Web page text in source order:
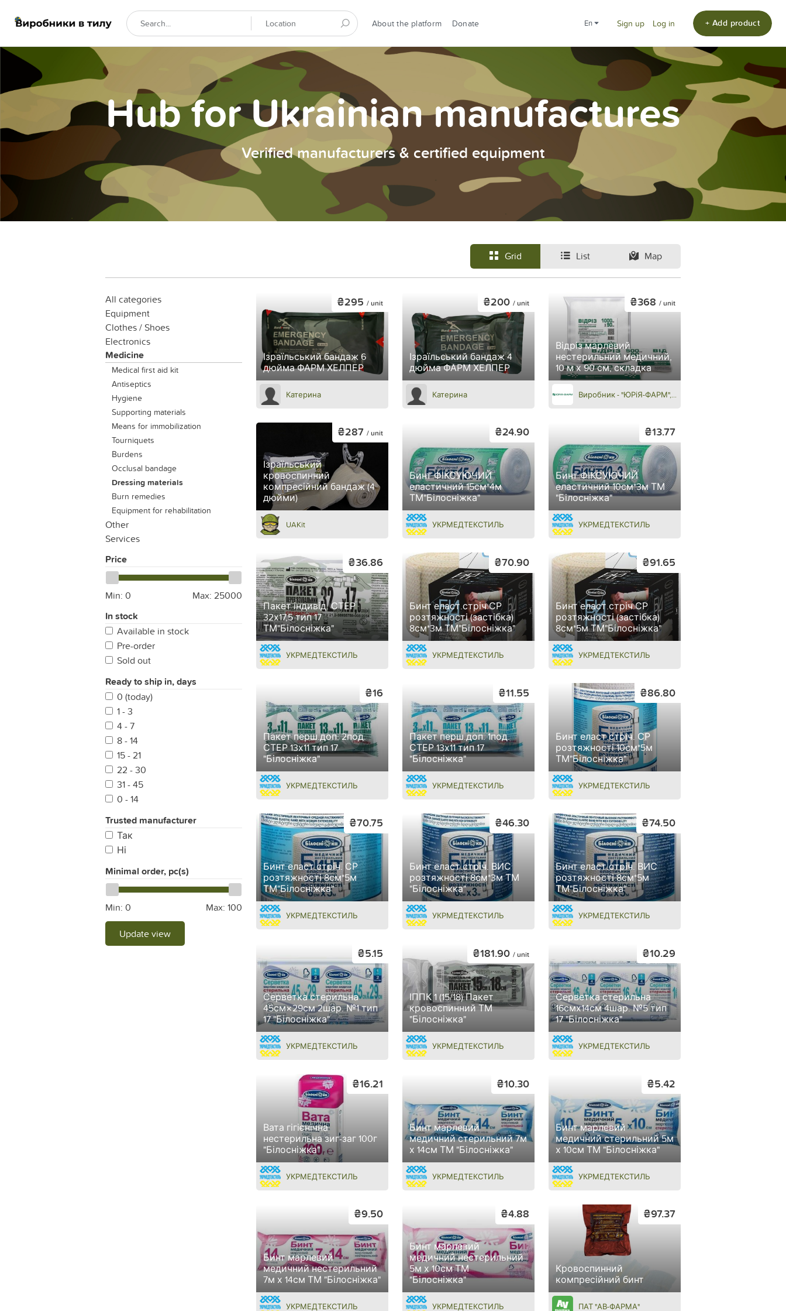
About the platform Donate en Sign up Log in + Add product
Hub for Ukrainian manufactures
Verified manufacturers & certified equipment
Grid List Map
All categories
Equipment
Clothes / Shoes
Electronics
Medicine
Medical first aid kit
Antiseptics
Hygiene
Supporting materials
Means for immobilization
Tourniquets
Вurdens
Occlusal bandage
Dressing materials
Burn remedies
Equipment for rehabilitation
Other
Services
Price
Min: 0 Max: 25000
In stock
Available in stock
Pre-order
Sold out
Ready to ship in, days
0 (today)
1 - 3
4 - 7
8 - 14
15 - 21
22 - 30
31 - 45
0 - 14
Trusted manufacturer
Так
Ні
Minimal order, pc(s)
Min: 0 Max: 100
Update view
Ізраїльський бандаж 6
дюйма ФАРМ ХЕЛПЕР
₴295 / unit
Катерина
Ізраїльський бандаж 4
дюйма ФАРМ ХЕЛПЕР
₴200 / unit
Катерина
Відріз марлевий
нестерильний медичний,
10 м х 90 см, складка
₴368 / unit
Виробник - "ЮРіЯ-ФАРМ", дистриб’ютор - аптеки "САЛЮС"
Ізраїльський
кровоспинний
компресійний бандаж (4
дюйми)
₴287 / unit
UAKit
Бинт ФІКСУЮЧИЙ
еластичний 15см*4м
ТМ"Білосніжка"
₴24.90
УКРМЕДТЕКСТИЛЬ
Бинт ФІКСУЮЧИЙ
еластичний 10см*3м ТМ
"Білосніжка"
₴13.77
УКРМЕДТЕКСТИЛЬ
Пакет індивід. СТЕР
32х17,5 тип 17
ТМ"Білосніжка"
₴36.86
УКРМЕДТЕКСТИЛЬ
Бинт еласт.стріч.СР
розтяжності (застібка)
8см*3м ТМ"Білосніжка"
₴70.90
УКРМЕДТЕКСТИЛЬ
Бинт еласт.стріч.СР
розтяжності (застібка)
8см*5м ТМ"Білосніжка"
₴91.65
УКРМЕДТЕКСТИЛЬ
Пакет перш.доп. 2под.
СТЕР 13х11 тип 17
"Білосніжка"
₴16
УКРМЕДТЕКСТИЛЬ
Пакет перш.доп. 1под.
СТЕР 13х11 тип 17
"Білосніжка"
₴11.55
УКРМЕДТЕКСТИЛЬ
Бинт еласт.стріч. СР
розтяжності 10см*5м
ТМ"Білосніжка"
₴86.80
УКРМЕДТЕКСТИЛЬ
Бинт еласт.стріч. СР
розтяжності 8см*5м
ТМ"Білосніжка"
₴70.75
УКРМЕДТЕКСТИЛЬ
Бинт еласт.стріч. ВИС
розтяжності 8см*3м ТМ
"Білосніжка"
₴46.30
УКРМЕДТЕКСТИЛЬ
Бинт еласт.стріч. ВИС
розтяжності 8см*5м
ТМ"Білосніжка"
₴74.50
УКРМЕДТЕКСТИЛЬ
Серветка стерильна
45см×29см 2шар. №1 тип
17 "Білосніжка"
₴5.15
УКРМЕДТЕКСТИЛЬ
ІППК 1 (15/18) Пакет
кровоспинний ТМ
"Білосніжка"
₴181.90 / unit
УКРМЕДТЕКСТИЛЬ
Серветка стерильна
16смх14см 4шар. №5 тип
17 "Білосніжка"
₴10.29
УКРМЕДТЕКСТИЛЬ
Вата гігієнічна
нестерильна зиг-заг 100г
"Білосніжка"
₴16.21
УКРМЕДТЕКСТИЛЬ
Бинт марлевий
медичний стерильний 7м
х 14см ТМ "Білосніжка"
₴10.30
УКРМЕДТЕКСТИЛЬ
Бинт марлевий
медичний стерильний 5м
х 10см ТМ "Білосніжка"
₴5.42
УКРМЕДТЕКСТИЛЬ
Бинт марлевий
медичний нестерильний
7м х 14см ТМ "Білосніжка"
₴9.50
УКРМЕДТЕКСТИЛЬ
Бинт марлевий
медичний нестерильний
5м х 10см ТМ
"Білосніжка"
₴4.88
УКРМЕДТЕКСТИЛЬ
Кровоспинний
компресійний бинт
₴97.37
ПАТ "АВ-ФАРМА"